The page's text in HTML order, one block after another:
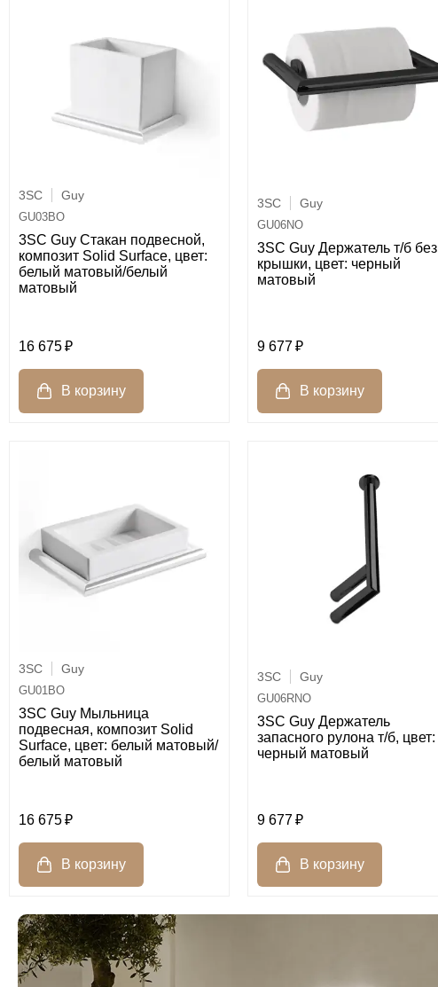
3SC Guy
GU03BO
3SC Guy Стакан подвесной,
композит Solid Surface, цвет:
белый матовый/белый
матовый
16 675
3SC Guy
GU06NO
3SC Guy Держатель т/б без
крышки, цвет: черный
матовый
9 677
3SC Guy
GU01BO
3SC Guy Мыльница
подвесная, композит Solid
Surface, цвет: белый матовый/
белый матовый
16 675
3SC Guy
GU06RNO
3SC Guy Держатель
запасного рулона т/б, цвет:
черный матовый
9 677